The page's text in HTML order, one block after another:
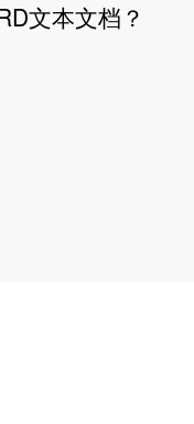
文本文档？